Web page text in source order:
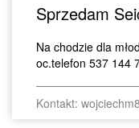
Sprzedam
Na chodzie dla
oc.telefon 537 144
Kontakt: